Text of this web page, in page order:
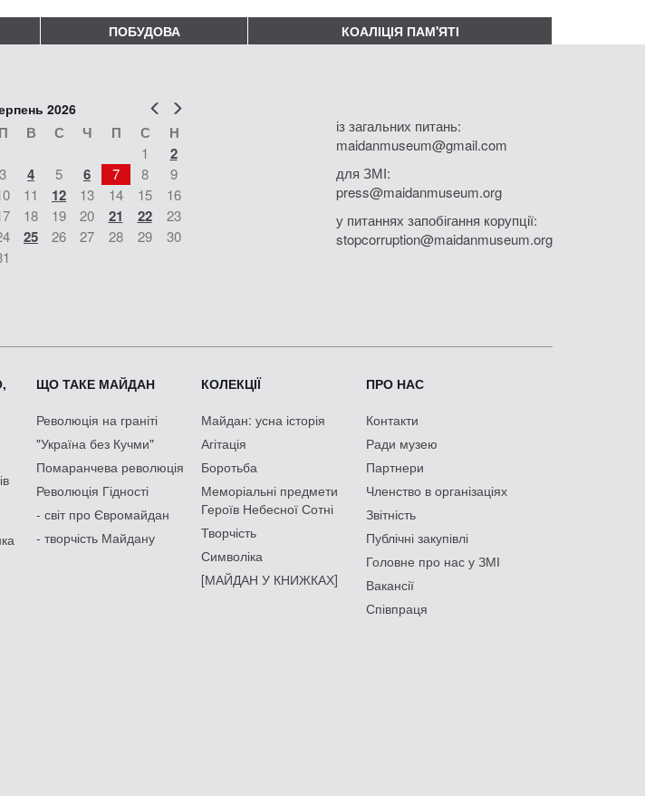
ПОБУДОВА КОАЛІЦІЯ ПАМ'ЯТІ
Попер
2026
П В С Ч П С Н
1 2
3 4 5 6 7 8
9
11 12 13 14 15
16
18 19 20 21 22
23
25 26 27 28 29
30
із загальних питань:
maidanmuseum@gmail.com
для ЗМІ:
press@maidanmuseum.org
у питаннях запобігання корупції:
stopcorruption@maidanmuseum.org
ЩО ТАКЕ МАЙДАН
Революція на граніті
"Україна без Кучми"
Помаранчева революція
Революція Гідності
- світ про Євромайдан
- творчість Майдану
КОЛЕКЦІЇ
Майдан: усна історія
Агітація
Боротьба
Меморіальні предмети
Героїв Небесної Сотні
Творчість
Символіка
[МАЙДАН У КНИЖКАХ]
ПРО НАС
Контакти
Ради музею
Партнери
Членство в організаціях
Звітність
Публічні закупівлі
Головне про нас у ЗМІ
Вакансії
Співпраця